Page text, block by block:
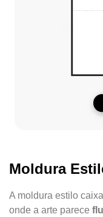
Moldura
A moldura estilo
onde a arte parece